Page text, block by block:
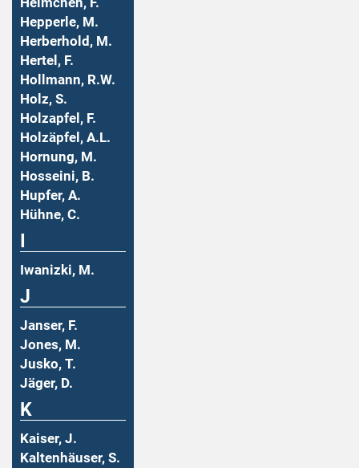
Hepperle, M.
Herberhold, M.
Hertel, F.
Hollmann, R.W.
Holz, S.
Holzapfel, F.
Holzäpfel, A.L.
Hornung, M.
Hosseini, B.
Hupfer, A.
Hühne, C.
Iwanizki, M.
J
Janser, F.
Jones, M.
Jusko, T.
Jäger, D.
K
Kaiser, J.
Kaltenhäuser, S.